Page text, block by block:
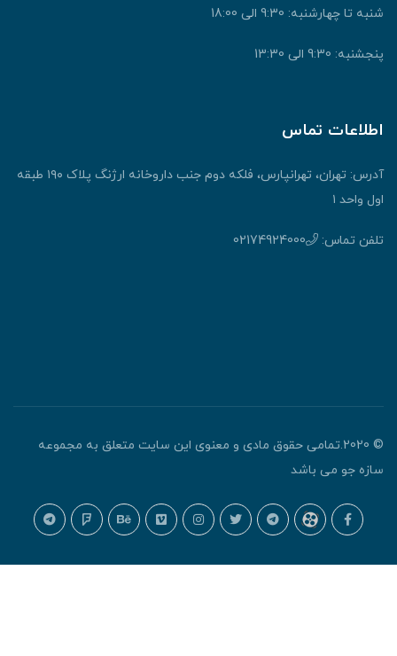
تا چهارشنبه: 9:30 الی 18:00
9:30 الی 13:30
تماس
آدرس: تهران، تهرانپارس، فلکه دوم جنب داروخانه ارژنگ پلاک ۱۹۰ طبقه
واحد ۱
تماس: 02174924000
© 2020.تمامی حقوق مادی و معنوی این سایت متعلق به مجموعه
جو می باشد